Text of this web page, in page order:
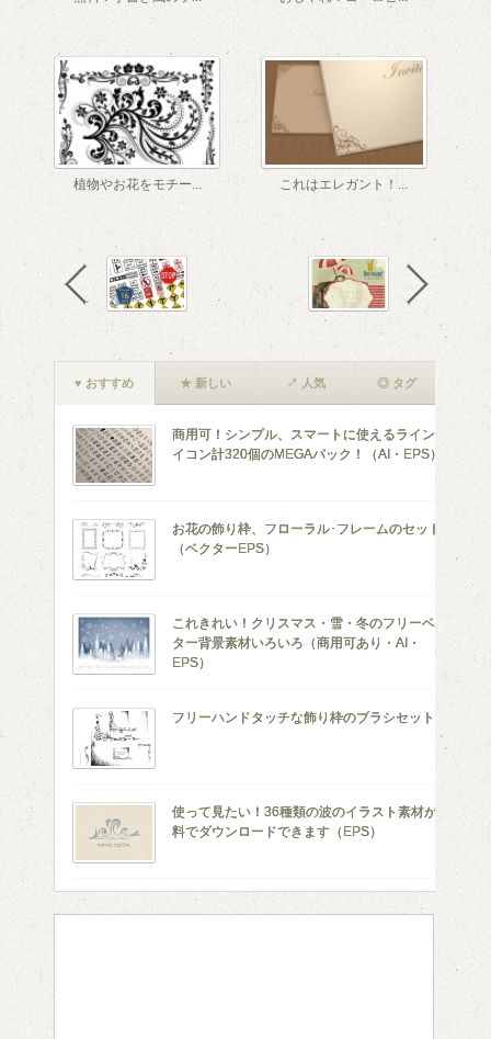
植物やお花をモチー... これはエレガント！...
♥ おすすめ ★ 新しい ↗ 人気 ◎ タグ
商用可！シンプル、スマートに使えるラインア
イコン計320個のMEGAパック！（AI・EPS）
お花の飾り枠、フローラル･フレームのセット
（ベクターEPS）
これきれい！クリスマス・雪・冬のフリーベク
ター背景素材いろいろ（商用可あり・AI・
EPS）
フリーハンドタッチな飾り枠のブラシセット
使って見たい！36種類の波のイラスト素材が無
料でダウンロードできます（EPS）